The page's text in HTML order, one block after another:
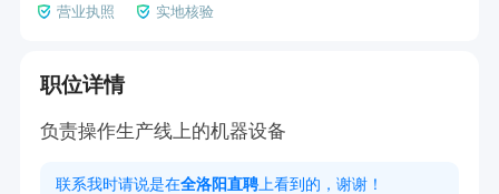
营业执照 实地核验
职位详情
负责操作生产线上的机器设备
联系我时请说是在全洛阳直聘 上看到的，谢谢！